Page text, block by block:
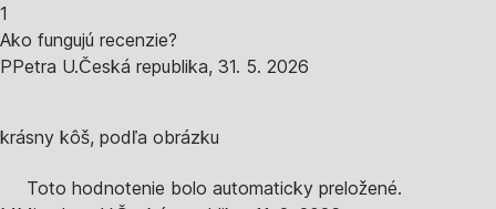
1
Ako fungujú recenzie?
PPetra U.Česká republika, 31. 5. 2026
krásny kôš, podľa obrázku
Toto hodnotenie bolo automaticky preložené.